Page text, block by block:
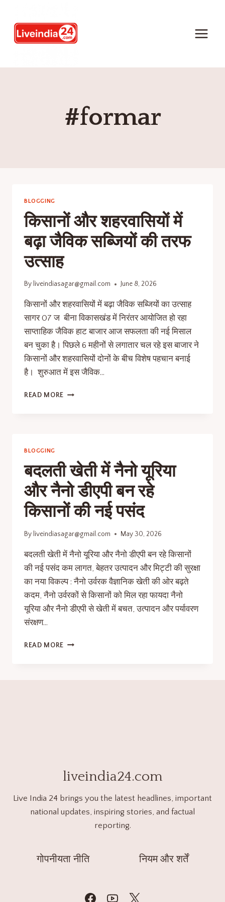
#formar
BLOGGING
किसानों और शहरवासियों में
बढ़ा जैविक सब्जियों की तरफ
उत्साह
By liveindiasagar@gmail.com June 8, 2026
किसानों और शहरवासियों में बढ़ा जैविक सब्जियों का उत्साह
सागर 07 ज बीना विकासखंड में निरंतर आयोजित हो रहा
साप्ताहिक जैविक हाट बाजार आज सफलता की नई मिसाल
बन चुका है। पिछले 6 महीनों से लगातार चल रहे इस बाजार ने
किसानों और शहरवासियों दोनों के बीच विशेष पहचान बनाई
है। शुरुआत में इस जैविक…
READ MORE
BLOGGING
बदलती खेती में नैनो यूरिया
और नैनो डीएपी बन रहे
किसानों की नई पसंद
By liveindiasagar@gmail.com May 30, 2026
बदलती खेती में नैनो यूरिया और नैनो डीएपी बन रहे किसानों
की नई पसंद कम लागत, बेहतर उत्पादन और मिट्टी की सुरक्षा
का नया विकल्प : नैनो उर्वरक वैज्ञानिक खेती की ओर बढ़ते
कदम, नैनो उर्वरकों से किसानों को मिल रहा फायदा नैनो
यूरिया और नैनो डीएपी से खेती में बचत, उत्पादन और पर्यावरण
संरक्षण…
READ MORE
liveindia24.com
Live India 24 brings you the latest headlines, important
national updates, inspiring stories, and factual
reporting.
गोपनीयता नीति नियम और शर्तें